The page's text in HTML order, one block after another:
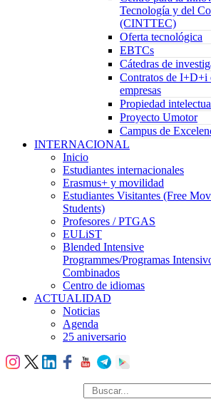
Tecnología y del
(CINTTEC)
Oferta tecnológica
EBTCs
Cátedras de
Contratos de I+D+i
empresas
Propiedad
Proyecto Umotor
Campus de
INTERNACIONAL
Inicio
Estudiantes internacionales
Erasmus+ y movilidad
Estudiantes Visitantes (Free
Students)
Profesores / PTGAS
EULiST
Blended Intensive
Programmes/Programas
Combinados
Centro de idiomas
ACTUALIDAD
Noticias
Agenda
25 aniversario
búsqueda